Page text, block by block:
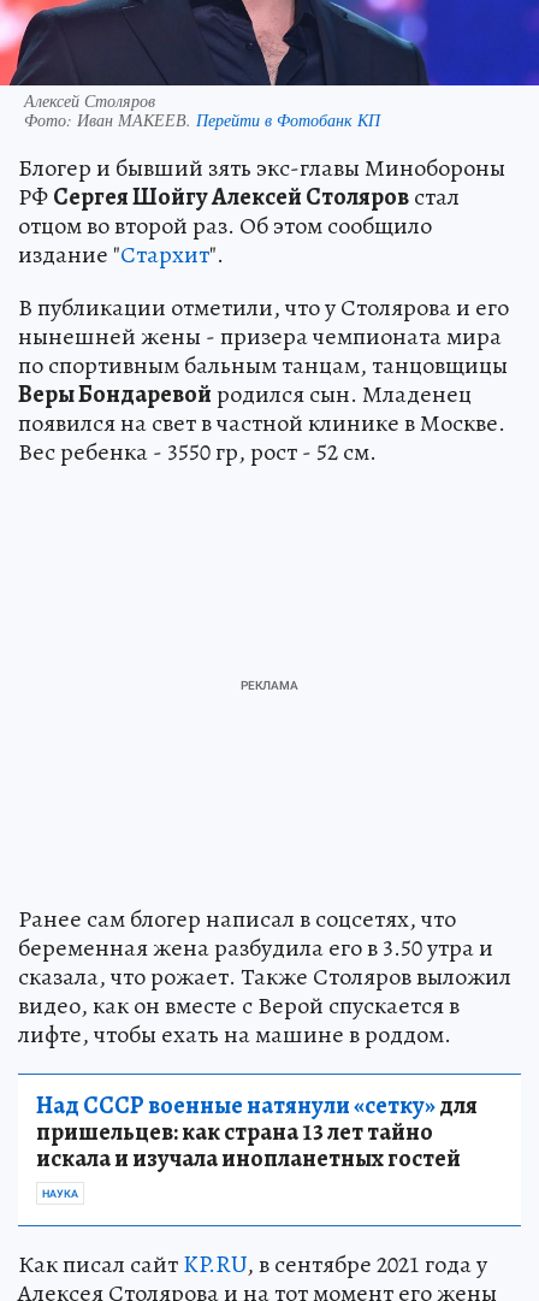
Алексей Столяров
Фото: Иван МАКЕЕВ. Перейти в Фотобанк КП
Блогер и бывший зять экс-главы Минобороны
РФСергея Шойгу Алексей Столяровстал
отцом во второй раз. Об этом сообщило
издание "Стархит".
В публикации отметили, что у Столярова и его
нынешней жены - призера чемпионата мира
по спортивным бальным танцам, танцовщицы
Веры Бондаревойродился сын. Младенец
появился на свет в частной клинике в Москве.
Вес ребенка - 3550 гр, рост - 52 см.
Ранее сам блогер написал в соцсетях, что
беременная жена разбудила его в 3.50 утра и
сказала, что рожает. Также Столяров выложил
видео, как он вместе с Верой спускается в
лифте, чтобы ехать на машине в роддом.
Над СССР военные натянули «сетку»для
пришельцев: как страна 13 лет тайно
искала и изучала инопланетных гостей
НАУКА
Как писал сайтKP.RU, в сентябре 2021 года у
Алексея Столярова и на тот момент его жены